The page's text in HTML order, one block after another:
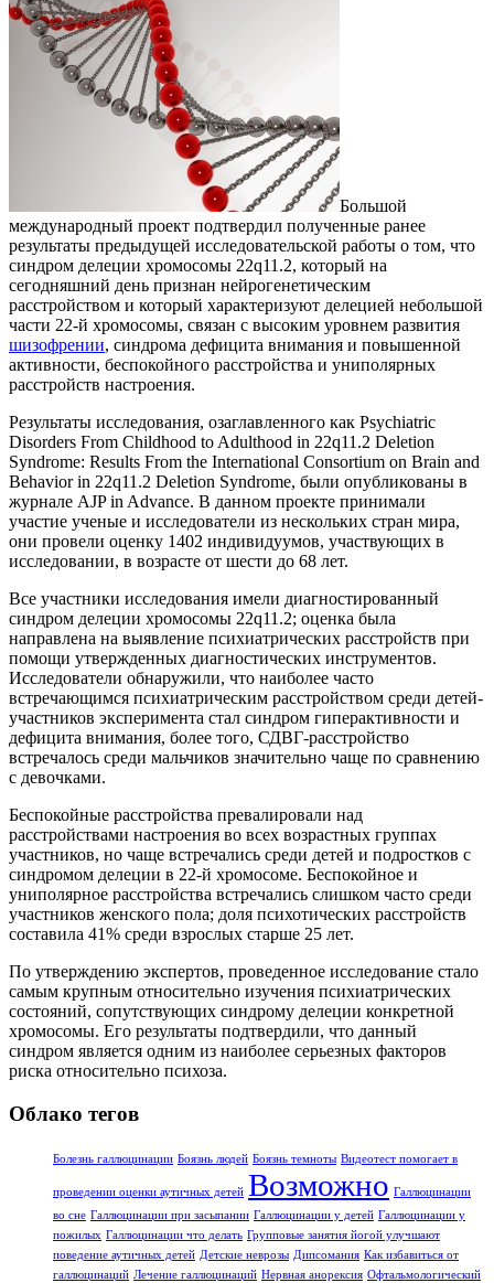
Большой
международный проект подтвердил полученные ранее
результаты предыдущей исследовательской работы о том, что
синдром делеции хромосомы 22q11.2, который на
сегодняшний день признан нейрогенетическим
расстройством и который характеризуют делецией небольшой
части 22-й хромосомы, связан с высоким уровнем развития
шизофрении, синдрома дефицита внимания и повышенной
активности, беспокойного расстройства и униполярных
расстройств настроения.
Результаты исследования, озаглавленного как Psychiatric
Disorders From Childhood to Adulthood in 22q11.2 Deletion
Syndrome: Results From the International Consortium on Brain and
Behavior in 22q11.2 Deletion Syndrome, были опубликованы в
журнале AJP in Advance. В данном проекте принимали
участие ученые и исследователи из нескольких стран мира,
они провели оценку 1402 индивидуумов, участвующих в
исследовании, в возрасте от шести до 68 лет.
Все участники исследования имели диагностированный
синдром делеции хромосомы 22q11.2; оценка была
направлена на выявление психиатрических расстройств при
помощи утвержденных диагностических инструментов.
Исследователи обнаружили, что наиболее часто
встречающимся психиатрическим расстройством среди детей-
участников эксперимента стал синдром гиперактивности и
дефицита внимания, более того, СДВГ-расстройство
встречалось среди мальчиков значительно чаще по сравнению
с девочками.
Беспокойные расстройства превалировали над
расстройствами настроения во всех возрастных группах
участников, но чаще встречались среди детей и подростков с
синдромом делеции в 22-й хромосоме. Беспокойное и
униполярное расстройства встречались слишком часто среди
участников женского пола; доля психотических расстройств
составила 41% среди взрослых старше 25 лет.
По утверждению экспертов, проведенное исследование стало
самым крупным относительно изучения психиатрических
состояний, сопутствующих синдрому делеции конкретной
хромосомы. Его результаты подтвердили, что данный
синдром является одним из наиболее серьезных факторов
риска относительно психоза.
Облако тегов
Болезнь галлюцинации Боязнь людей Боязнь темноты Видеотест помогает в
проведении оценки аутичных детей Возможно Галлюцинации
во сне Галлюцинации при засыпании Галлюцинации у детей Галлюцинации у
пожилых Галлюцинации что делать Групповые занятия йогой улучшают
поведение аутичных детей Детские неврозы Дипсомания Как избавиться от
галлюцинаций Лечение галлюцинаций Нервная анорексия Офтальмологический